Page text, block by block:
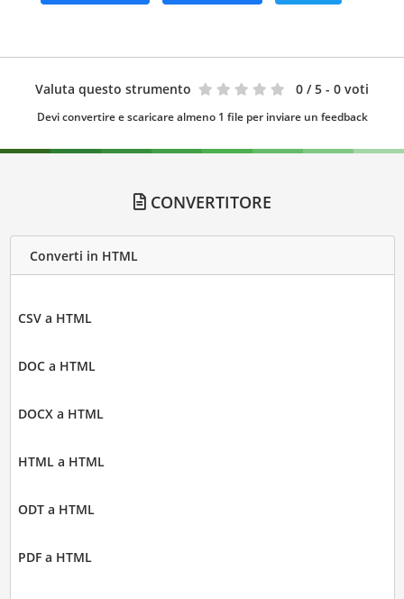
Valuta questo strumento 0 / 5 - 0 voti
Devi convertire e scaricare almeno 1 file per inviare un feedback
CONVERTITORE
Converti in HTML
CSV a HTML
DOC a HTML
DOCX a HTML
HTML a HTML
ODT a HTML
PDF a HTML